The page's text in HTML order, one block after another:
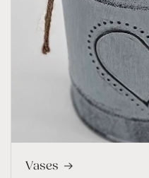
Vases